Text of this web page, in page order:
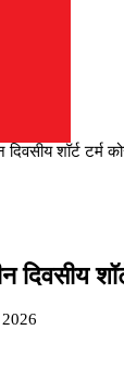
शॉर्ट टर्म